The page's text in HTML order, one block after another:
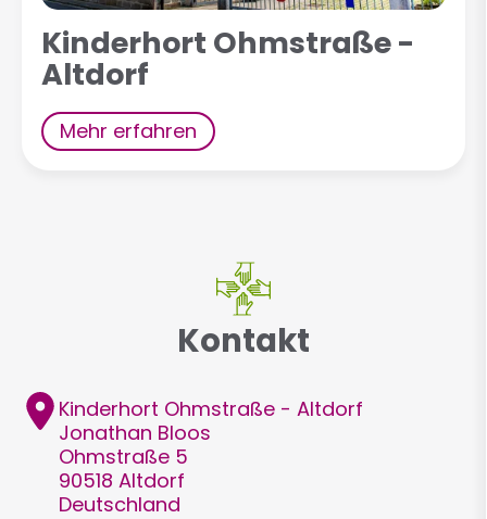
Kinderhort Ohmstraße -
Altdorf
Mehr erfahren
Kontakt
Adresse
Kinderhort Ohmstraße - Altdorf
Jonathan Bloos
Ohmstraße 5
90518 Altdorf
Deutschland